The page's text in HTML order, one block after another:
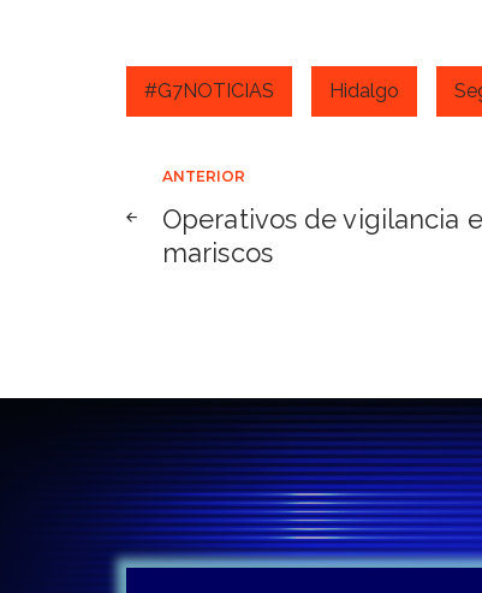
#G7NOTICIAS Hidalgo
Navegación
de
ANTERIOR
Operativos de vigilancia
mariscos